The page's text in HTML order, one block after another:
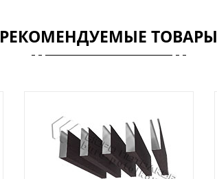
РЕКОМЕНДУЕМЫЕ ТОВАРЫ